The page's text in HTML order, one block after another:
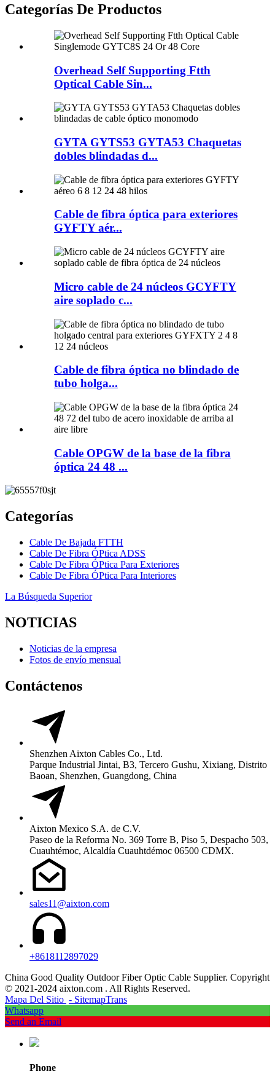
Categorías De Productos
Overhead Self Supporting Ftth
Optical Cable Sin...
GYTA GYTS53 GYTA53 Chaquetas
dobles blindadas d...
Cable de fibra óptica para exteriores
GYFTY aér...
Micro cable de 24 núcleos GCYFTY
aire soplado c...
Cable de fibra óptica no blindado de
tubo holga...
Cable OPGW de la base de la fibra
óptica 24 48 ...
Categorías
Cable De Bajada FTTH
Cable De Fibra ÓPtica ADSS
Cable De Fibra ÓPtica Para Exteriores
Cable De Fibra ÓPtica Para Interiores
La Búsqueda Superior
NOTICIAS
Noticias de la empresa
Fotos de envío mensual
Contáctenos
Shenzhen Aixton Cables Co., Ltd.
Parque Industrial Jintai, B3, Tercero Gushu, Xixiang, Distrito
Baoan, Shenzhen, Guangdong, China
Aixton Mexico S.A. de C.V.
Paseo de la Reforma No. 369 Torre B, Piso 5, Despacho 503,
Cuauhtémoc, Alcaldía Cuauhtdémoc 06500 CDMX.
sales11@aixton.com
+8618112897029
China Good Quality Outdoor Fiber Optic Cable Supplier. Copyright
© 2021-2024 aixton.com . All Rights Reserved.
Mapa Del Sitio - SitemapTrans
Whatsapp
Send an Email
Phone